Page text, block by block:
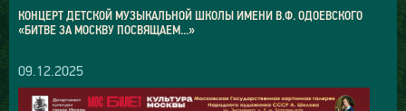
КОНЦЕРТ ДЕТСКОЙ МУЗЫКАЛЬНОЙ ШКОЛЫ ИМЕНИ В.Ф. ОДОЕВСКОГО
«БИТВЕ ЗА МОСКВУ ПОСВЯЩАЕМ...»
09.12.2025